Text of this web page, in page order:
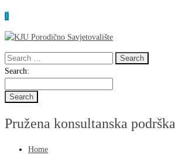
0
Search
for:
Search
Search:
Pružena konsultanska podrška
Home